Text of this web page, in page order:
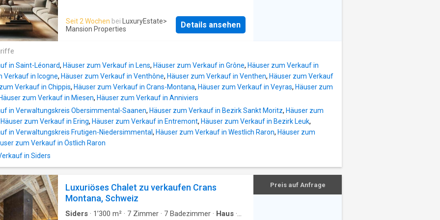
Seit 2 Wochen bei LuxuryEstate>
Mansion Properties
Details ansehen
in Saint-Léonard, Häuser zum Verkauf in Lens, Häuser zum Verkauf in Grône, Häuser zum Verkauf in
Verkauf in Icogne, Häuser zum Verkauf in Venthône, Häuser zum Verkauf in Venthen, Häuser zum Verkauf
Verkauf in Chippis, Häuser zum Verkauf in Crans-Montana, Häuser zum Verkauf in Veyras, Häuser zum
Häuser zum Verkauf in Miesen, Häuser zum Verkauf in Anniviers
in Verwaltungskreis Obersimmental-Saanen, Häuser zum Verkauf in Bezirk Sankt Moritz, Häuser zum
Häuser zum Verkauf in Ering, Häuser zum Verkauf in Entremont, Häuser zum Verkauf in Bezirk Leuk,
in Verwaltungskreis Frutigen-Niedersimmental , Häuser zum Verkauf in Westlich Raron, Häuser zum
zum Verkauf in Östlich Raron
in Siders
Luxuriöses Chalet zu verkaufen Crans
Montana, Schweiz
Siders · 1’300 m² · 7 Zimmer · 7 Badezimmer · Haus ·
Preis auf Anfrage